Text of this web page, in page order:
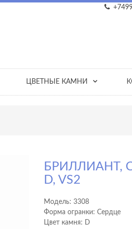
ЦВЕТНЫЕ КАМНИ
БРИЛЛИАНТ,
D, VS2
Модель:3308
Форма огранки: Сердце
Цвет камня: D